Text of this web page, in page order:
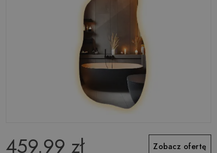
459.99 zł Zobacz ofertę